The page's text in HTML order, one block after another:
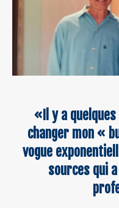
«Il y a quelques
changer mon «
vogue
sources qui